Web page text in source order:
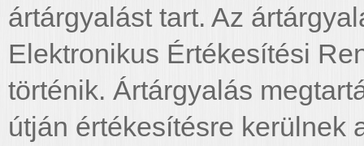
ártárgyalást tart. Az
Elektronikus Értékesítési
történik. Ártárgyalás
útján értékesítésre kerülnek